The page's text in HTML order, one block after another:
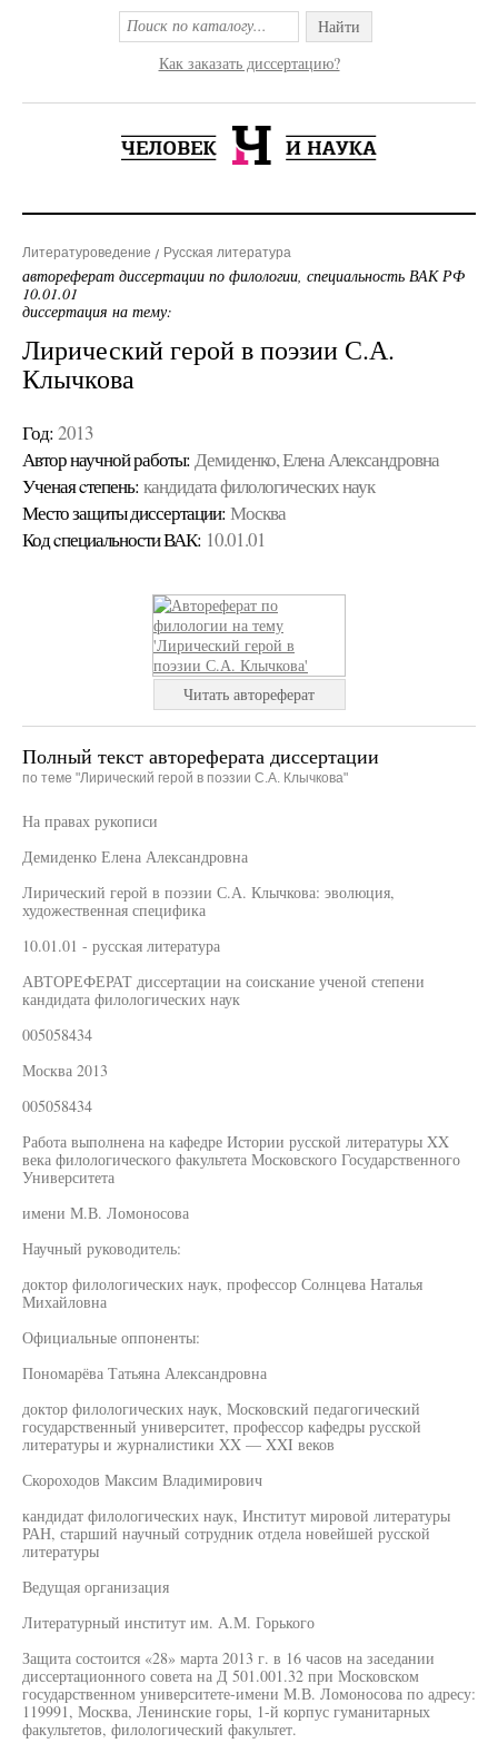
Найти
Как заказать диссертацию?
Литературоведение Русская литература
автореферат диссертации по филологии, специальность ВАК РФ
10.01.01
диссертация на тему:
Лирический герой в поэзии С.А.
Клычкова
Год: 2013
Автор научной работы: Демиденко, Елена Александровна
Ученая cтепень: кандидата филологических наук
Место защиты диссертации: Москва
Код cпециальности ВАК: 10.01.01
Читать автореферат
Полный текст автореферата диссертации
по теме "Лирический герой в поэзии С.А. Клычкова"
На правах рукописи
Демиденко Елена Александровна
Лирический герой в поэзии С.А. Клычкова: эволюция,
художественная специфика
10.01.01 - русская литература
АВТОРЕФЕРАТ диссертации на соискание ученой степени
кандидата филологических наук
005058434
Москва 2013
005058434
Работа выполнена на кафедре Истории русской литературы XX
века филологического факультета Московского Государственного
Университета
имени М.В. Ломоносова
Научный руководитель:
доктор филологических наук, профессор Солнцева Наталья
Михайловна
Официальные оппоненты:
Пономарёва Татьяна Александровна
доктор филологических наук, Московский педагогический
государственный университет, профессор кафедры русской
литературы и журналистики XX — XXI веков
Скороходов Максим Владимирович
кандидат филологических наук, Институт мировой литературы
РАН, старший научный сотрудник отдела новейшей русской
литературы
Ведущая организация
Литературный институт им. А.М. Горького
Защита состоится «28» марта 2013 г. в 16 часов на заседании
диссертационного совета на Д 501.001.32 при Московском
государственном университете-имени М.В. Ломоносова по адресу:
119991, Москва, Ленинские горы, 1-й корпус гуманитарных
факультетов, филологический факультет.